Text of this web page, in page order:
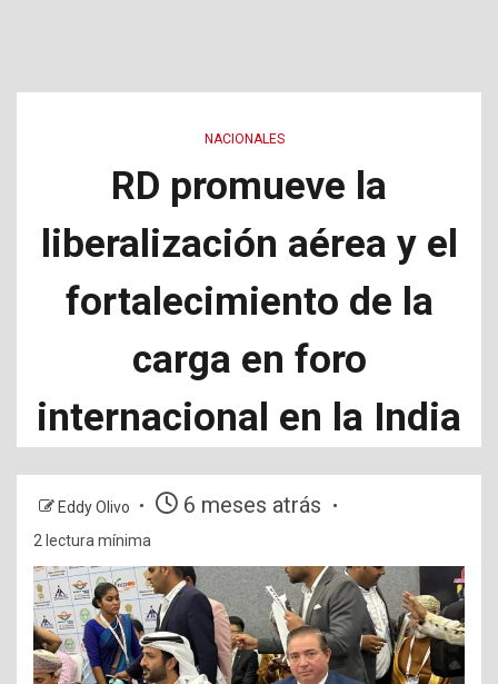
NACIONALES
RD promueve la
liberalización aérea y el
fortalecimiento de la
carga en foro
internacional en la India
Eddy Olivo 6 meses atrás
2 lectura mínima